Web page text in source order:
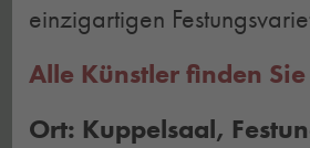
einzigartigen
Alle Künstler finden
Ort: Kuppelsaal,